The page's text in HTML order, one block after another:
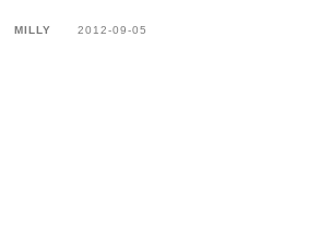
MILLY 2012-09-05